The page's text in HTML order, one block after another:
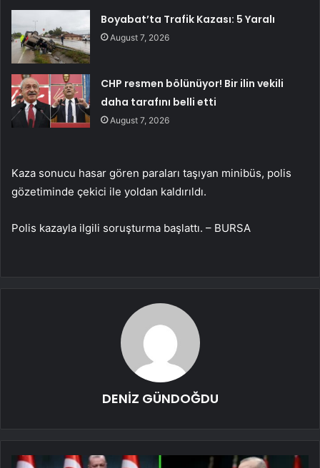
Boyabat’ta Trafik Kazası: 5 Yaralı
August 7, 2026
CHP resmen bölünüyor! Bir ilin vekili
daha tarafını belli etti
August 7, 2026
Kaza sonucu hasar gören paraları taşıyan minibüs, polis
gözetiminde çekici ile yoldan kaldırıldı.
Polis kazayla ilgili soruşturma başlattı. – BURSA
DENİZ GÜNDOĞDU